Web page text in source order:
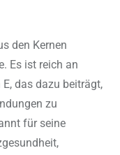
den Kernen
Es ist reich an
das dazu beiträgt,
zu
für seine